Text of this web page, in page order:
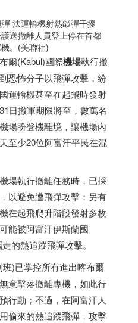
送撤離人員登上停在首都
。(美聯社)
爾(Kabul)國際機場執行撤
恐怖分子以飛彈攻擊，紛
運輸機甚至在起飛時發射
日撤軍期限將至，數萬名
場盼登機離境，讓機場內
至少20位阿富汗平民在混
場執行撤離任務時，已採
以避免遭飛彈攻擊；另有
在起飛爬升階段發射多枚
能被阿富汗伊斯蘭國
的熱追蹤飛彈攻擊。
班)已掌控所有進出喀布爾
意擊落撤離專機，如此行
行動；不過，在阿富汗人
偷來的熱追蹤飛彈，攻擊